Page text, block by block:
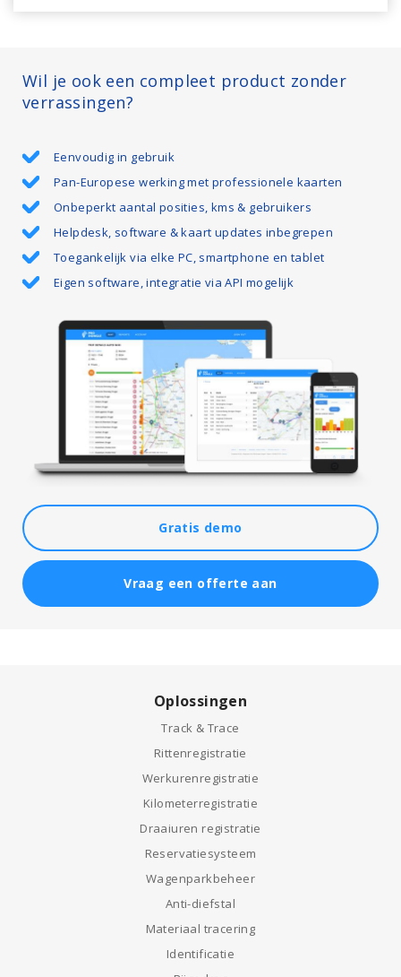
Gratis demo
Vraag een offerte aan
Wil je ook een compleet product zonder
verrassingen?
Eenvoudig in gebruik
Pan-Europese werking met professionele kaarten
Onbeperkt aantal posities, kms & gebruikers
Helpdesk, software & kaart updates inbegrepen
Toegankelijk via elke PC, smartphone en tablet
Eigen software, integratie via API mogelijk
Oplossingen
Track & Trace
Rittenregistratie
Werkurenregistratie
Kilometerregistratie
Draaiuren registratie
Reservatiesysteem
Wagenparkbeheer
Anti-diefstal
Materiaal tracering
Identificatie